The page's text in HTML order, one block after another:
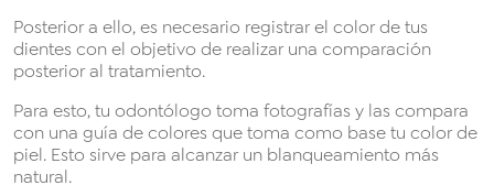
Posterior a ello, es necesario registrar el color de tus
dientes con el objetivo de realizar una comparación
posterior al tratamiento.
Para esto, tu odontólogo toma fotografías y las compara
con una guía de colores que toma como base tu color de
piel. Esto sirve para alcanzar un blanqueamiento más
natural.